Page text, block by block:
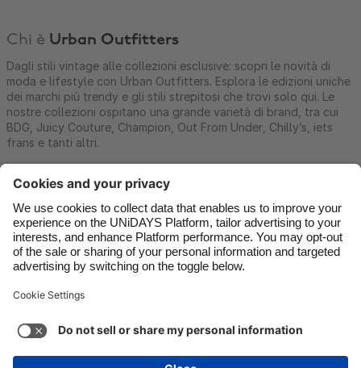
Chi è Urban Outfitters
Dagli stili vintage alle collezioni esclusive: scopri le novità di
moda e lifestyle con Urban Outfitters. Esplora le edizioni uniche
dei marchi più trendy e gli stili strepitosi che trovi solo qui. Le
nostre collezioni ospitano una grande varietà di brand, tra cui
BDG, Juicy Couture, Champion, Out From Under, Chilly’s, iets
frans e tanti altri.
Contatti Aziende Stampa Lavora con noi
Impostazioni dei cookie Informativa sulla Privacy
Accessibilità Trasparenza Italia